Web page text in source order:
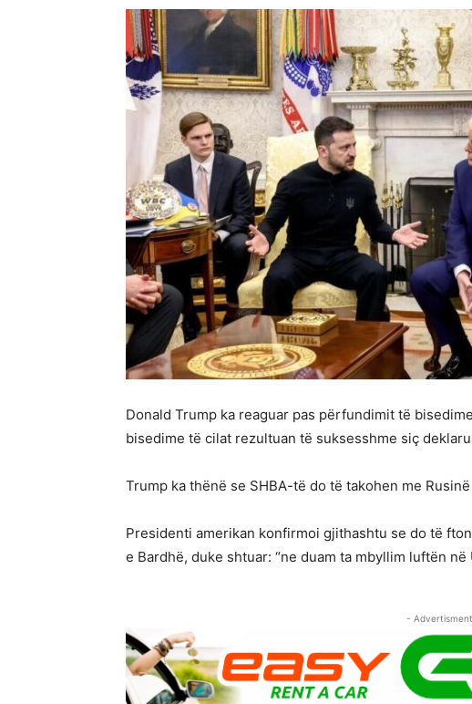
Donald Trump ka reaguar pas përfundimit të
bisedime të cilat rezultuan të suksesshme siç
Trump ka thënë se SHBA-të do të takohen me
Presidenti amerikan konfirmoi gjithashtu se do të
e Bardhë, duke shtuar: “ne duam ta mbyllim luftën në
-